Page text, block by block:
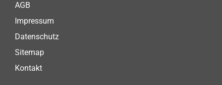
AGB
Impressum
Datenschutz
Sitemap
Kontakt